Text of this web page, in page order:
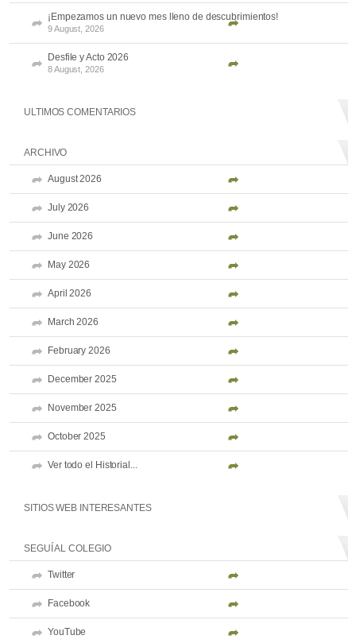
¡Empezamos un nuevo mes lleno de descubrimientos!
9 August, 2026
Desfile y Acto 2026
8 August, 2026
ULTIMOS COMENTARIOS
ARCHIVO
August 2026
July 2026
June 2026
May 2026
April 2026
March 2026
February 2026
December 2025
November 2025
October 2025
Ver todo el Historial...
SITIOS WEB INTERESANTES
SEGUÍ AL COLEGIO
Twitter
Facebook
YouTube